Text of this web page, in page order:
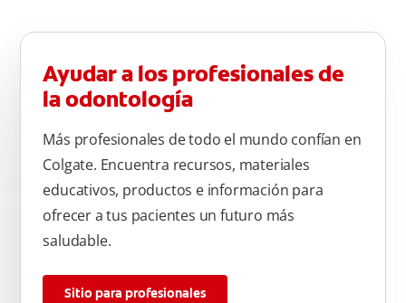
Ayudar a los profesionales de
la odontología
Más profesionales de todo el mundo confían en
Colgate. Encuentra recursos, materiales
educativos, productos e información para
ofrecer a tus pacientes un futuro más
saludable.
Sitio para profesionales